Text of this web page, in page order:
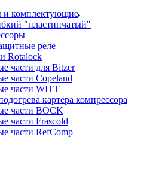
и комплектующие
"пластинчатый"
реле
Rotalock
части для Bitzer
части Copeland
части WITT
картера компрессора
части BOCK
части Frascold
части RefComp